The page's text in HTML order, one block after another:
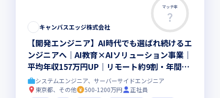
マッチ率
キャンバスエッジ株式会社
【開発エンジニア】AI時代でも選ばれ続けるエ
ンジニアへ｜AI教育×AIソリューション事業｜
平均年収157万円UP｜リモート約9割・年間休
日取得実績142日以上
システムエンジニア、サーバーサイドエンジニア
東京都、その他
500-1200万円
正社員